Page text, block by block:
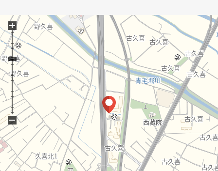
■在找想要的家方面给予帮助的━━━━━・・・
房源的详细、需讨论是如有意向，请跟我们联系。
+
−